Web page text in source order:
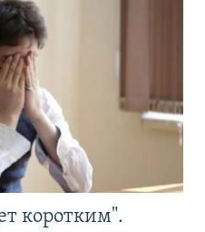
коротким".